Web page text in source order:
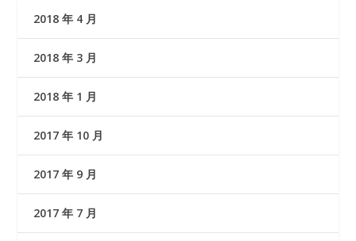
2018 年 4 月
2018 年 3 月
2018 年 1 月
2017 年 10 月
2017 年 9 月
2017 年 7 月